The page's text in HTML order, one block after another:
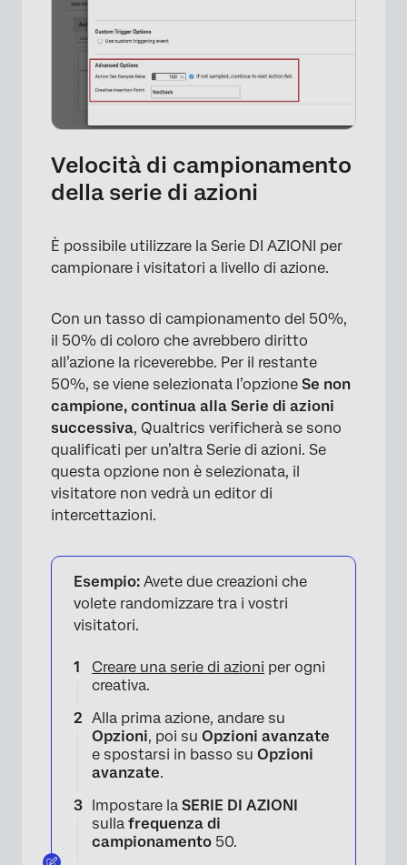
Velocità di campionamento
della serie di azioni
È possibile utilizzare la Serie DI AZIONI per
campionare i visitatori a livello di azione.
Con un tasso di campionamento del 50%,
il 50% di coloro che avrebbero diritto
all’azione la riceverebbe. Per il restante
50%, se viene selezionata l’opzione Se non
campione, continua alla Serie di azioni
successiva, Qualtrics verificherà se sono
qualificati per un’altra Serie di azioni. Se
questa opzione non è selezionata, il
visitatore non vedrà un editor di
intercettazioni.
Esempio: Avete due creazioni che
volete randomizzare tra i vostri
visitatori.
Creare una serie di azioni per ogni
creativa.
Alla prima azione, andare su
Opzioni, poi su Opzioni avanzate
e spostarsi in basso su Opzioni
avanzate.
Impostare la SERIE DI AZIONI
sulla frequenza di
campionamento 50.